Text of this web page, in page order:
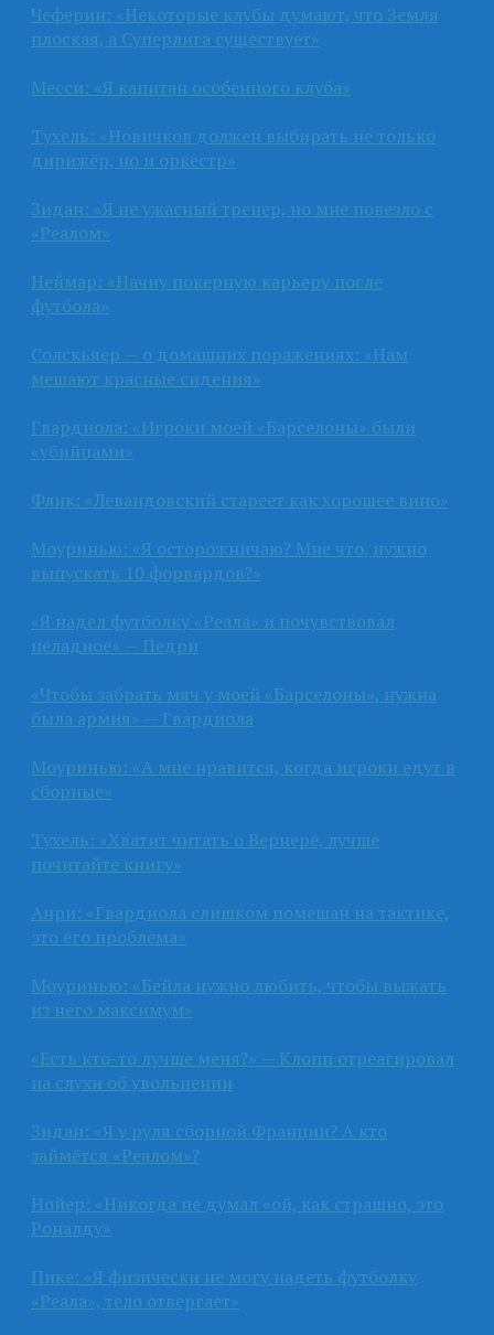
Чеферин: «Некоторые клубы думают, что Земля
плоская, а Суперлига существует»
Месси: «Я капитан особенного клуба»
Тухель: «Новичков должен выбирать не только
дирижёр, но и оркестр»
Зидан: «Я не ужасный тренер, но мне повезло с
«Реалом»
Неймар: «Начну покерную карьеру после
футбола»
Солскьяер — о домашних поражениях: «Нам
мешают красные сидения»
Гвардиола: «Игроки моей «Барселоны» были
«убийцами»
Флик: «Левандовский стареет как хорошее вино»
Моуринью: «Я осторожничаю? Мне что, нужно
выпускать 10 форвардов?»
«Я надел футболку «Реала» и почувствовал
неладное» — Педри
«Чтобы забрать мяч у моей «Барселоны», нужна
была армия» — Гвардиола
Моуринью: «А мне нравится, когда игроки едут в
сборные»
Тухель: «Хватит читать о Вернере, лучше
почитайте книгу»
Анри: «Гвардиола слишком помешан на тактике,
это его проблема»
Моуринью: «Бейла нужно любить, чтобы выжать
из него максимум»
«Есть кто-то лучше меня?» — Клопп отреагировал
на слухи об увольнении
Зидан: «Я у руля сборной Франции? А кто
займётся «Реалом»?
Нойер: «Никогда не думал «ой, как страшно, это
Роналду»
Пике: «Я физически не могу надеть футболку
«Реала», тело отвергает»